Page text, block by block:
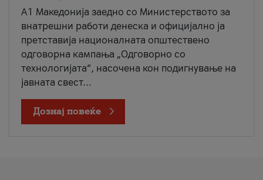
A1 Македонија заедно со Министерството за
внатрешни работи денеска и официјално ја
претставија националната општествено
одговорна кампања „Одговорно со
технологијата“, насочена кон подигнување на
јавната свест...
Дознај повеќе